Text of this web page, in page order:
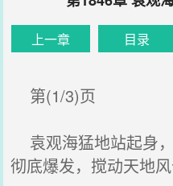
上一章 目录
第(1/3)页
袁观海猛地站起身
彻底爆发，搅动天地风